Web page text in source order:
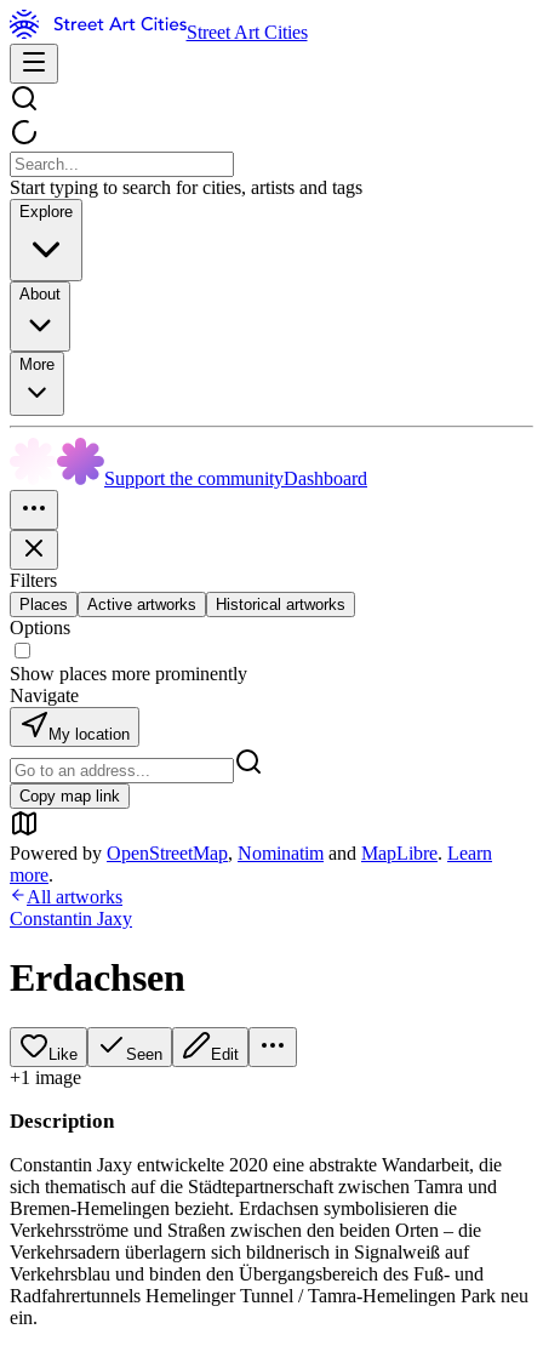
Street Art Cities
Start typing to search for cities, artists and tags
Explore
About
More
Support the communityDashboard
Filters
Places Active artworks Historical artworks
Options
Show places more prominently
Navigate
My location
Copy map link
Powered by OpenStreetMap, Nominatim and MapLibre. Learn
more.
All artworks
Constantin Jaxy
Erdachsen
Like Seen Edit
+1 image
Description
Constantin Jaxy entwickelte 2020 eine abstrakte Wandarbeit, die
sich thematisch auf die Städtepartnerschaft zwischen Tamra und
Bremen-Hemelingen bezieht. Erdachsen symbolisieren die
Verkehrsströme und Straßen zwischen den beiden Orten – die
Verkehrsadern überlagern sich bildnerisch in Signalweiß auf
Verkehrsblau und binden den Übergangsbereich des Fuß- und
Radfahrertunnels Hemelinger Tunnel / Tamra-Hemelingen Park neu
ein.